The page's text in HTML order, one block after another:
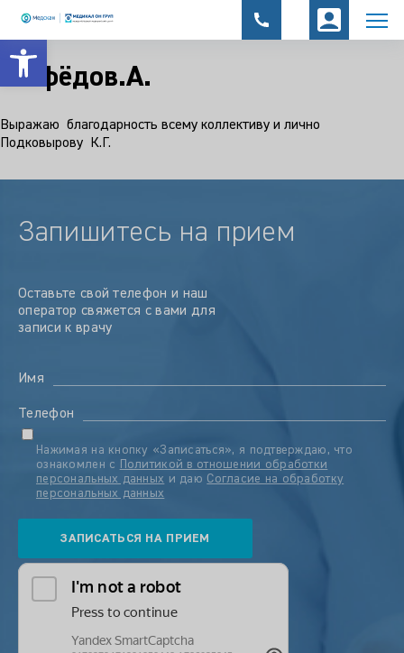
Открыть панель инструментов
Hефёдов.А.
Выражаю благодарность всему коллективу и лично
Подковырову К.Г.
Запишитесь на прием
Оставьте свой телефон и наш
оператор свяжется с вами для
записи к врачу
Имя
Телефон
Нажимая на кнопку «Записаться», я подтверждаю, что
ознакомлен с Политикой в отношении обработки
персональных данных и даю Согласие на обработку
персональных данных